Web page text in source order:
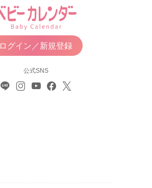
ログイン／新規登録
公式SNS